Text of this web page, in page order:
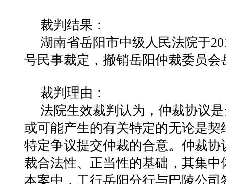
裁判结果：
湖南省岳阳市中级人民法院于
号民事裁定，撤销岳阳仲裁委员
裁判理由：
法院生效裁判认为，仲裁协议
或可能产生的有关特定的无论是
特定争议提交仲裁的合意。仲裁
裁合法性、正当性的基础，其集
本案中，工行岳阳分行与巴陵公